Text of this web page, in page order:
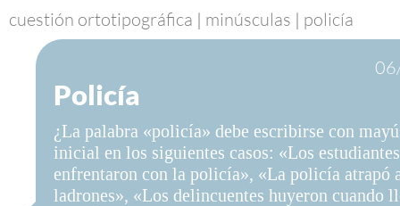
NOTICIAS
SOBRE LA FUNDÉURAE
FundéuRAE es una fundación patrocinada por la
el buen uso del español en los medios de
Internet.
cuestión ortotipográfica | minúsculas | policía
Policía
¿La palabra «policía» debe escribirse con
inicial en los siguientes casos: «Los
enfrentaron con la policía», «La policía atrapó
ladrones», «Los delincuentes huyeron cuando